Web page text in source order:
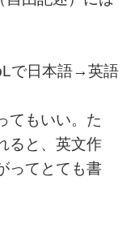
で日本語→英語
てもいい。た
ると、英文作
ってとても書